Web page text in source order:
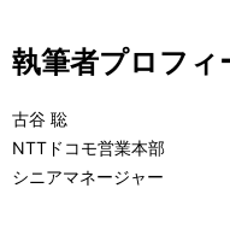
執筆者プロフィ
古谷 聡
NTTドコモ営業本部
シニアマネージャー